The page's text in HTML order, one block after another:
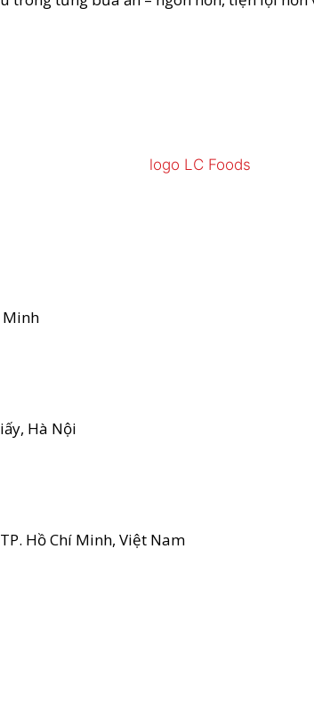
Minh
Hà Nội
Hồ Chí Minh, Việt Nam